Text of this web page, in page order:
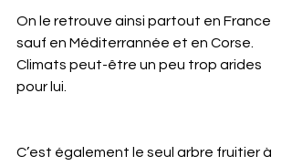
On le retrouve ainsi partout en France
sauf en Méditerrannée et en Corse.
Climats peut-être un peu trop arides
pour lui.
C’est également le seul arbre fruitier à